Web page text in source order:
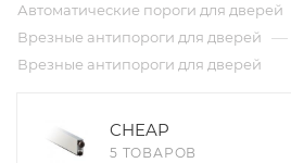
Автоматические пороги для дверей
Врезные антипороги для дверей —
Врезные антипороги для дверей
CHEAP
5 ТОВАРОВ